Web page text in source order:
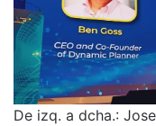
De izq. a dcha.: